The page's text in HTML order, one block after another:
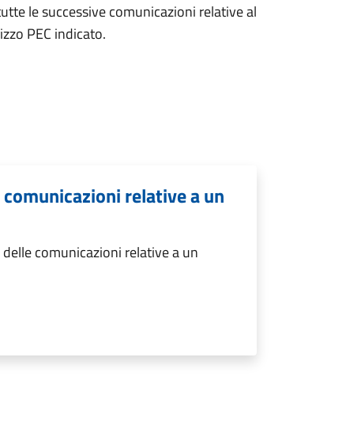
le successive comunicazioni relative al
PEC indicato.
relative a un
comunicazioni relative a un